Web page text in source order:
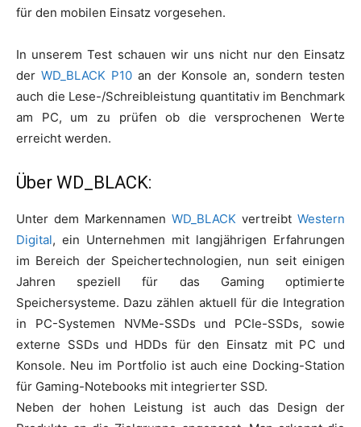
für den mobilen Einsatz vorgesehen.
In unserem Test schauen wir uns nicht nur den Einsatz
der WD_BLACK P10an der Konsole an, sondern testen
auch die Lese-/Schreibleistung quantitativ im Benchmark
am PC, um zu prüfen ob die versprochenen Werte
erreicht werden.
Über WD_BLACK:
Unter dem Markennamen WD_BLACK vertreibt Western
Digital, ein Unternehmen mit langjährigen Erfahrungen
im Bereich der Speichertechnologien, nun seit einigen
Jahren speziell für das Gaming optimierte
Speichersysteme. Dazu zählen aktuell für die Integration
in PC-Systemen NVMe-SSDs und PCIe-SSDs, sowie
externe SSDs und HDDs für den Einsatz mit PC und
Konsole. Neu im Portfolio ist auch eine Docking-Station
für Gaming-Notebooks mit integrierter SSD.
Neben der hohen Leistung ist auch das Design der